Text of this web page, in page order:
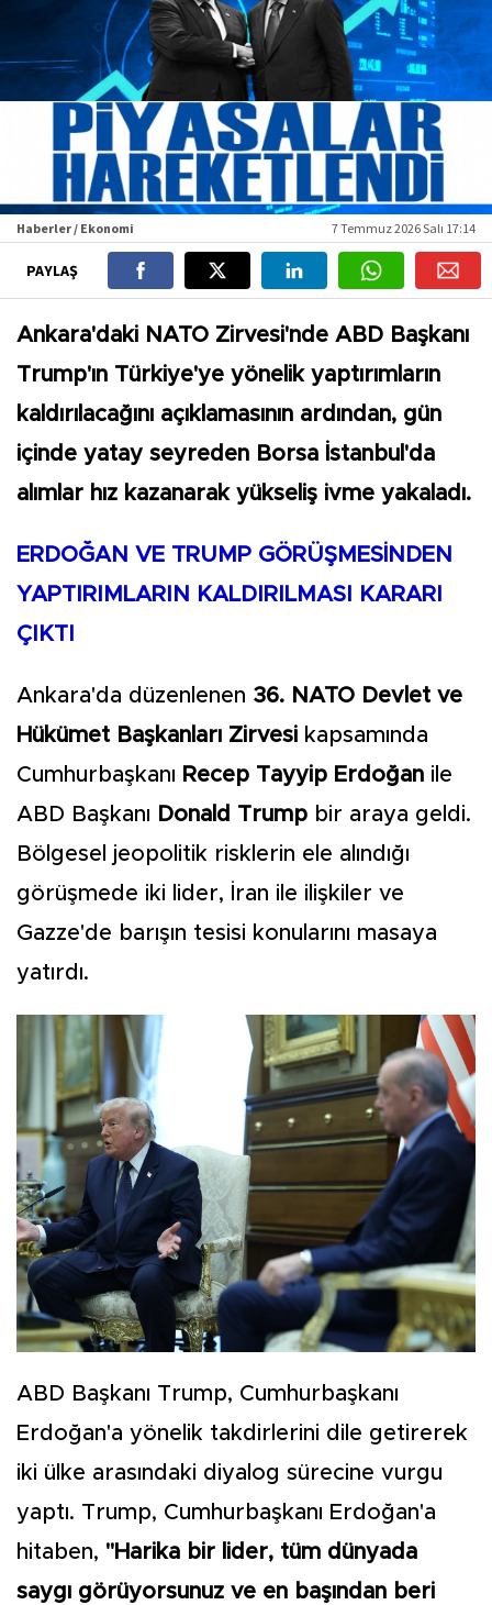
Haberler / Ekonomi 7 Temmuz 2026 Salı 17:14
PAYLAŞ
Ankara'daki NATO Zirvesi'nde ABD Başkanı
Trump'ın Türkiye'ye yönelik yaptırımların
kaldırılacağını açıklamasının ardından, gün
içinde yatay seyreden Borsa İstanbul'da
alımlar hız kazanarak yükseliş ivme yakaladı.
ERDOĞAN VE TRUMP GÖRÜŞMESİNDEN
YAPTIRIMLARIN KALDIRILMASI KARARI
ÇIKTI
Ankara'da düzenlenen 36. NATO Devlet ve
Hükümet Başkanları Zirvesi kapsamında
Cumhurbaşkanı Recep Tayyip Erdoğan ile
ABD Başkanı Donald Trump bir araya geldi.
Bölgesel jeopolitik risklerin ele alındığı
görüşmede iki lider, İran ile ilişkiler ve
Gazze'de barışın tesisi konularını masaya
yatırdı.
ABD Başkanı Trump, Cumhurbaşkanı
Erdoğan'a yönelik takdirlerini dile getirerek
iki ülke arasındaki diyalog sürecine vurgu
yaptı. Trump, Cumhurbaşkanı Erdoğan'a
hitaben, "Harika bir lider, tüm dünyada
saygı görüyorsunuz ve en başından beri